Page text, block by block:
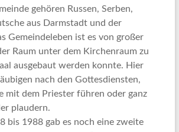
gehören Russen, Serben,
aus Darmstadt und der
Gemeindeleben ist es von großer
Raum unter dem Kirchenraum zu
ausgebaut werden konnte. Hier
nach den Gottesdiensten,
mit dem Priester führen oder ganz
plaudern.
bis 1988 gab es noch eine zweite